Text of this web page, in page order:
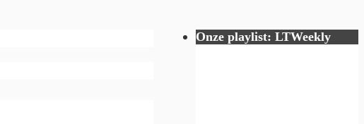
Onze playlist: LTWeekly